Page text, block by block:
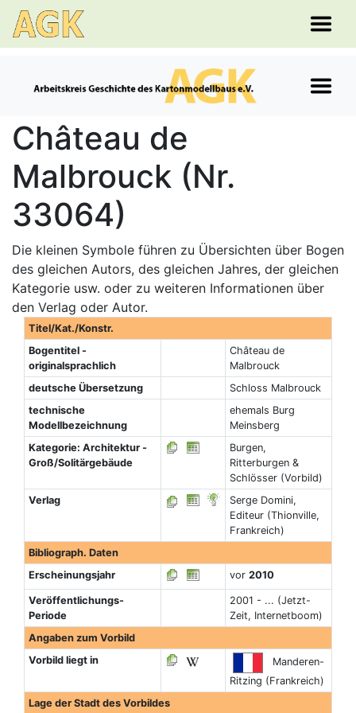
Château de
Malbrouck (Nr.
33064)
Die kleinen Symbole führen zu Übersichten über Bogen
des gleichen Autors, des gleichen Jahres, der gleichen
Kategorie usw. oder zu weiteren Informationen über
den Verlag oder Autor.
Titel/Kat./Konstr.
Bogentitel -
originalsprachlich
Château de
Malbrouck
deutsche Übersetzung
Schloss Malbrouck
technische
Modellbezeichnung
ehemals Burg
Meinsberg
Kategorie: Architektur -
Groß/Solitärgebäude
Burgen,
Ritterburgen &
Schlösser (Vorbild)
Verlag
Serge Domini,
Editeur (Thionville,
Frankreich)
Bibliograph. Daten
Erscheinungsjahr
vor 2010
Veröffentlichungs-
Periode
2001 - ... (Jetzt-
Zeit, Internetboom)
Angaben zum Vorbild
Vorbild liegt in
Manderen-
Ritzing (Frankreich)
Lage der Stadt des Vorbildes